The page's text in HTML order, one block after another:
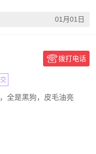
01月01日
拨打电话
全是黑狗，皮毛油亮